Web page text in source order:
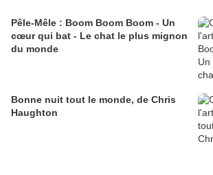
Pêle-Mêle : Boom Boom Boom - Un
cœur qui bat - Le chat le plus mignon
du monde
Bonne nuit tout le monde, de Chris
Haughton